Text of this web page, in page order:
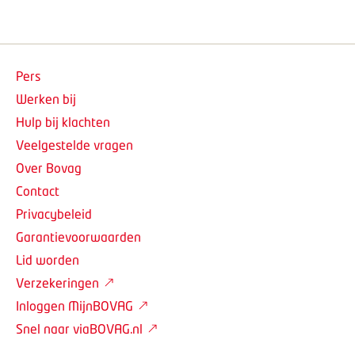
Pers
Werken bij
Hulp bij klachten
Veelgestelde vragen
Over Bovag
Contact
Privacybeleid
Garantievoorwaarden
Lid worden
Verzekeringen
Inloggen MijnBOVAG
Snel naar viaBOVAG.nl